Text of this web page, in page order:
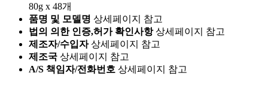
80g x 48개
품명 및 모델명 상세페이지 참고
법의 의한 인증,허가 확인사항 상세페이지 참고
제조자/수입자 상세페이지 참고
제조국 상세페이지 참고
A/S 책임자/전화번호 상세페이지 참고